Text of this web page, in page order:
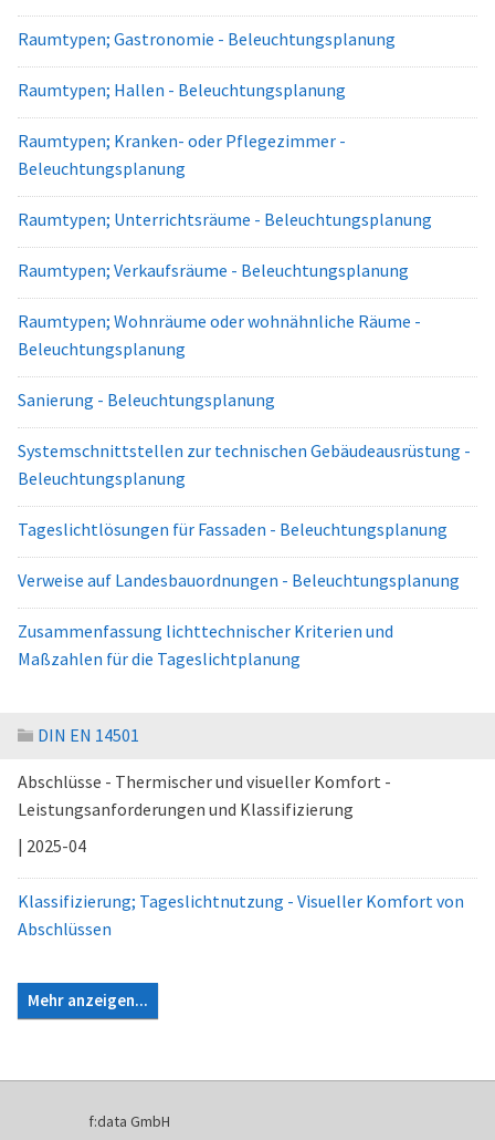
Raumtypen; Gastronomie - Beleuchtungsplanung
Raumtypen; Hallen - Beleuchtungsplanung
Raumtypen; Kranken- oder Pflegezimmer -
Beleuchtungsplanung
Raumtypen; Unterrichtsräume - Beleuchtungsplanung
Raumtypen; Verkaufsräume - Beleuchtungsplanung
Raumtypen; Wohnräume oder wohnähnliche Räume -
Beleuchtungsplanung
Sanierung - Beleuchtungsplanung
Systemschnittstellen zur technischen Gebäudeausrüstung -
Beleuchtungsplanung
Tageslichtlösungen für Fassaden - Beleuchtungsplanung
Verweise auf Landesbauordnungen - Beleuchtungsplanung
Zusammenfassung lichttechnischer Kriterien und
Maßzahlen für die Tageslichtplanung
DIN EN 14501
Abschlüsse - Thermischer und visueller Komfort -
Leistungsanforderungen und Klassifizierung
| 2025-04
Klassifizierung; Tageslichtnutzung - Visueller Komfort von
Abschlüssen
Mehr anzeigen...
f:data GmbH